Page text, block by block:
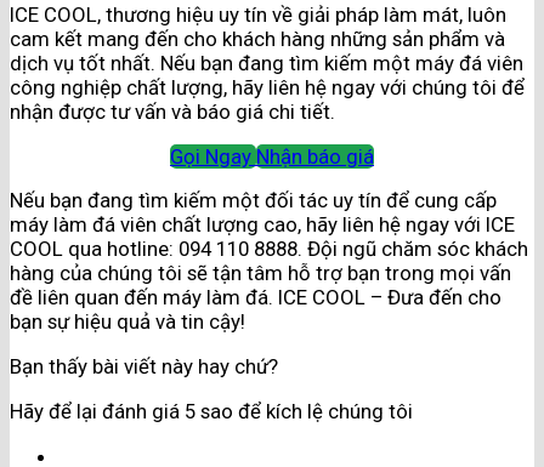
ICE COOL, thương hiệu uy tín về giải pháp làm mát, luôn
cam kết mang đến cho khách hàng những sản phẩm và
dịch vụ tốt nhất. Nếu bạn đang tìm kiếm một máy đá viên
công nghiệp chất lượng, hãy liên hệ ngay với chúng tôi để
nhận được tư vấn và báo giá chi tiết.
Gọi Ngay Nhận báo giá
Nếu bạn đang tìm kiếm một đối tác uy tín để cung cấp
máy làm đá viên chất lượng cao, hãy liên hệ ngay với ICE
COOL qua hotline: 094 110 8888. Đội ngũ chăm sóc khách
hàng của chúng tôi sẽ tận tâm hỗ trợ bạn trong mọi vấn
đề liên quan đến máy làm đá. ICE COOL – Đưa đến cho
bạn sự hiệu quả và tin cậy!
Bạn thấy bài viết này hay chứ?
Hãy để lại đánh giá 5 sao để kích lệ chúng tôi